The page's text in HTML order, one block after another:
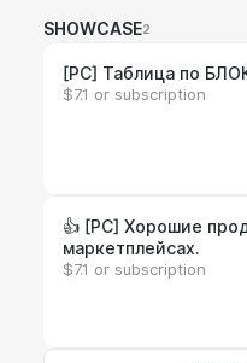
SHOWCASE2
[PC] Таблица по
$7.1 or subscription
👍 [PC] Хорошие
маркетплейсах.
$7.1 or subscription